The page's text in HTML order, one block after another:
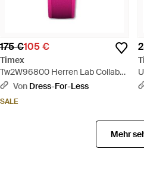
175 €105 €
Timex
Tw2W96800 Herren Lab Collab
Uhr - Pink
Von Dress-For-Less
SALE
Mehr